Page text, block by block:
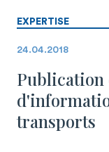
EXPERTISE
24.04.2018
Publication
transports